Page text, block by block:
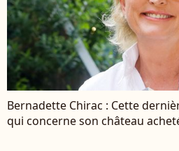
Bernadette Chirac : Cette
qui concerne son château